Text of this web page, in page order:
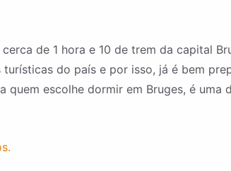
de 1 hora e 10 de trem da capital
do país e por isso, já é bem
escolhe dormir em Bruges, é